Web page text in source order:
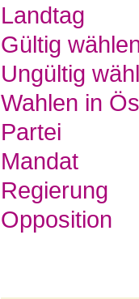
Landtag
Gültig
Ungültig
Wahlen in
Partei
Mandat
Regierung
Opposition